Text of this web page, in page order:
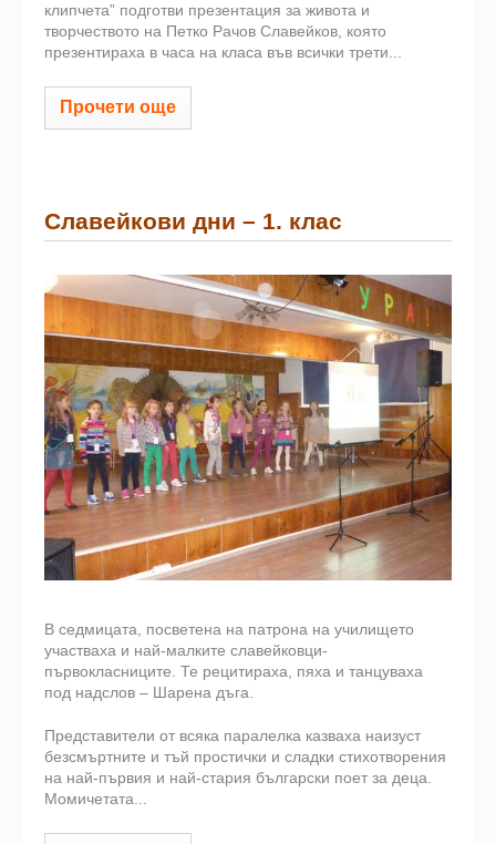
клипчета” подготви презентация за живота и
творчеството на Петко Рачов Славейков, която
презентираха в часа на класа във всички трети...
Прочети още
Славейкови дни – 1. клас
В седмицата, посветена на патрона на училището
участваха и най-малките славейковци-
първокласниците. Те рецитираха, пяха и танцуваха
под надслов – Шарена дъга.
Представители от всяка паралелка казваха наизуст
безсмъртните и тъй простички и сладки стихотворения
на най-първия и най-стария български поет за деца.
Момичетата...